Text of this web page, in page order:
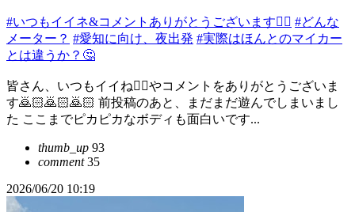
#いつもイイネ&コメントありがとうございます🙇‍♂️ #どんな
メーター？ #愛知に向け、夜出発 #実際はほんとのマイカー
とは違うか？🤔
皆さん、いつもイイね👍🏻やコメントをありがとうございま
す🙇🏻️🙇🏻️🙇🏻️ 前投稿のあと、まだまだ遊んでしまいまし
た ここまでピカピカなボディも面白いです...
thumb_up 93
comment35
2026/06/20 10:19